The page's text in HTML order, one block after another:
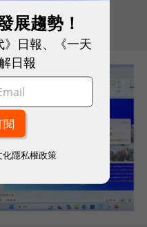
展趨勢！
日報、《一天
日報
化隱私權政策